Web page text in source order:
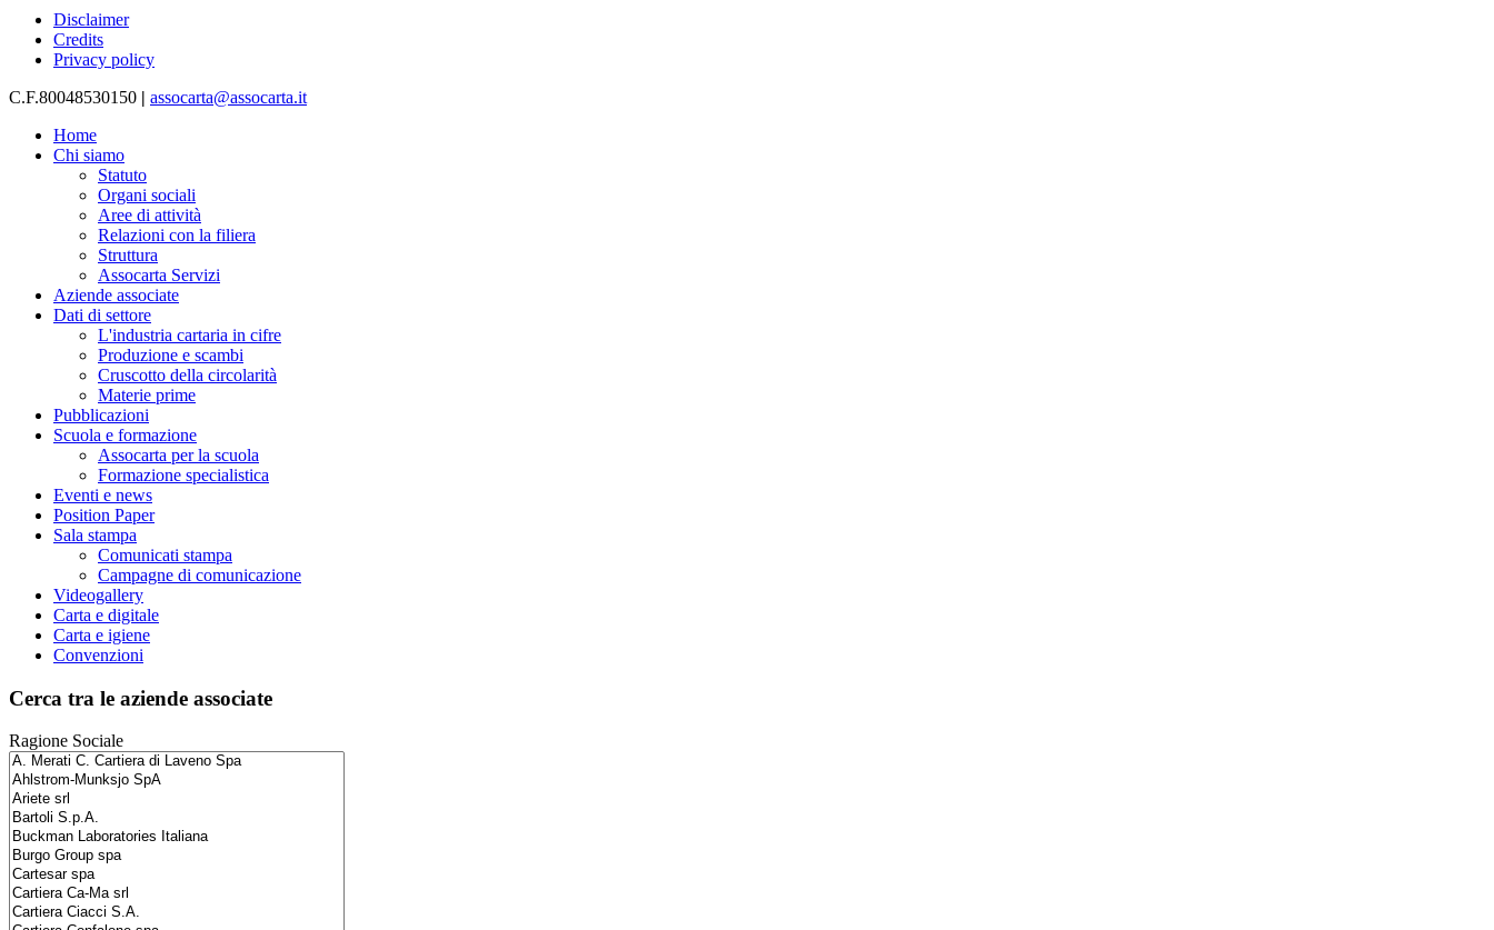
Disclaimer
Credits
Privacy policy
C.F.80048530150 | assocarta@assocarta.it
Home
Chi siamo
Statuto
Organi sociali
Aree di attività
Relazioni con la filiera
Struttura
Assocarta Servizi
Aziende associate
Dati di settore
L'industria cartaria in cifre
Produzione e scambi
Cruscotto della circolarità
Materie prime
Pubblicazioni
Scuola e formazione
Assocarta per la scuola
Formazione specialistica
Eventi e news
Position Paper
Sala stampa
Comunicati stampa
Campagne di comunicazione
Videogallery
Carta e digitale
Carta e igiene
Convenzioni
Cerca tra le aziende associate
Ragione Sociale